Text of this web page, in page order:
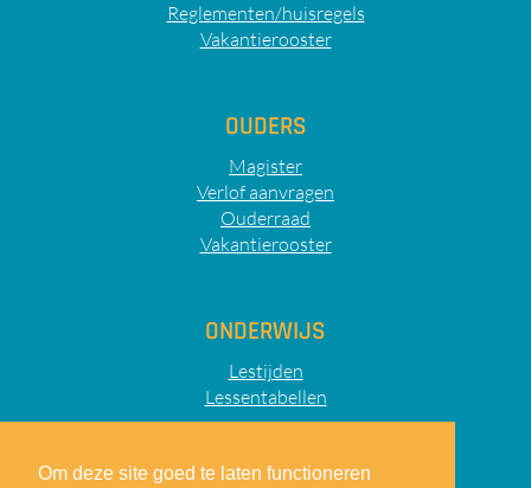
Om deze site goed te laten functioneren
Reglementen/huisregels
Vakantierooster
OUDERS
Magister
Verlof aanvragen
Ouderraad
Vakantierooster
ONDERWIJS
Lestijden
Lessentabellen